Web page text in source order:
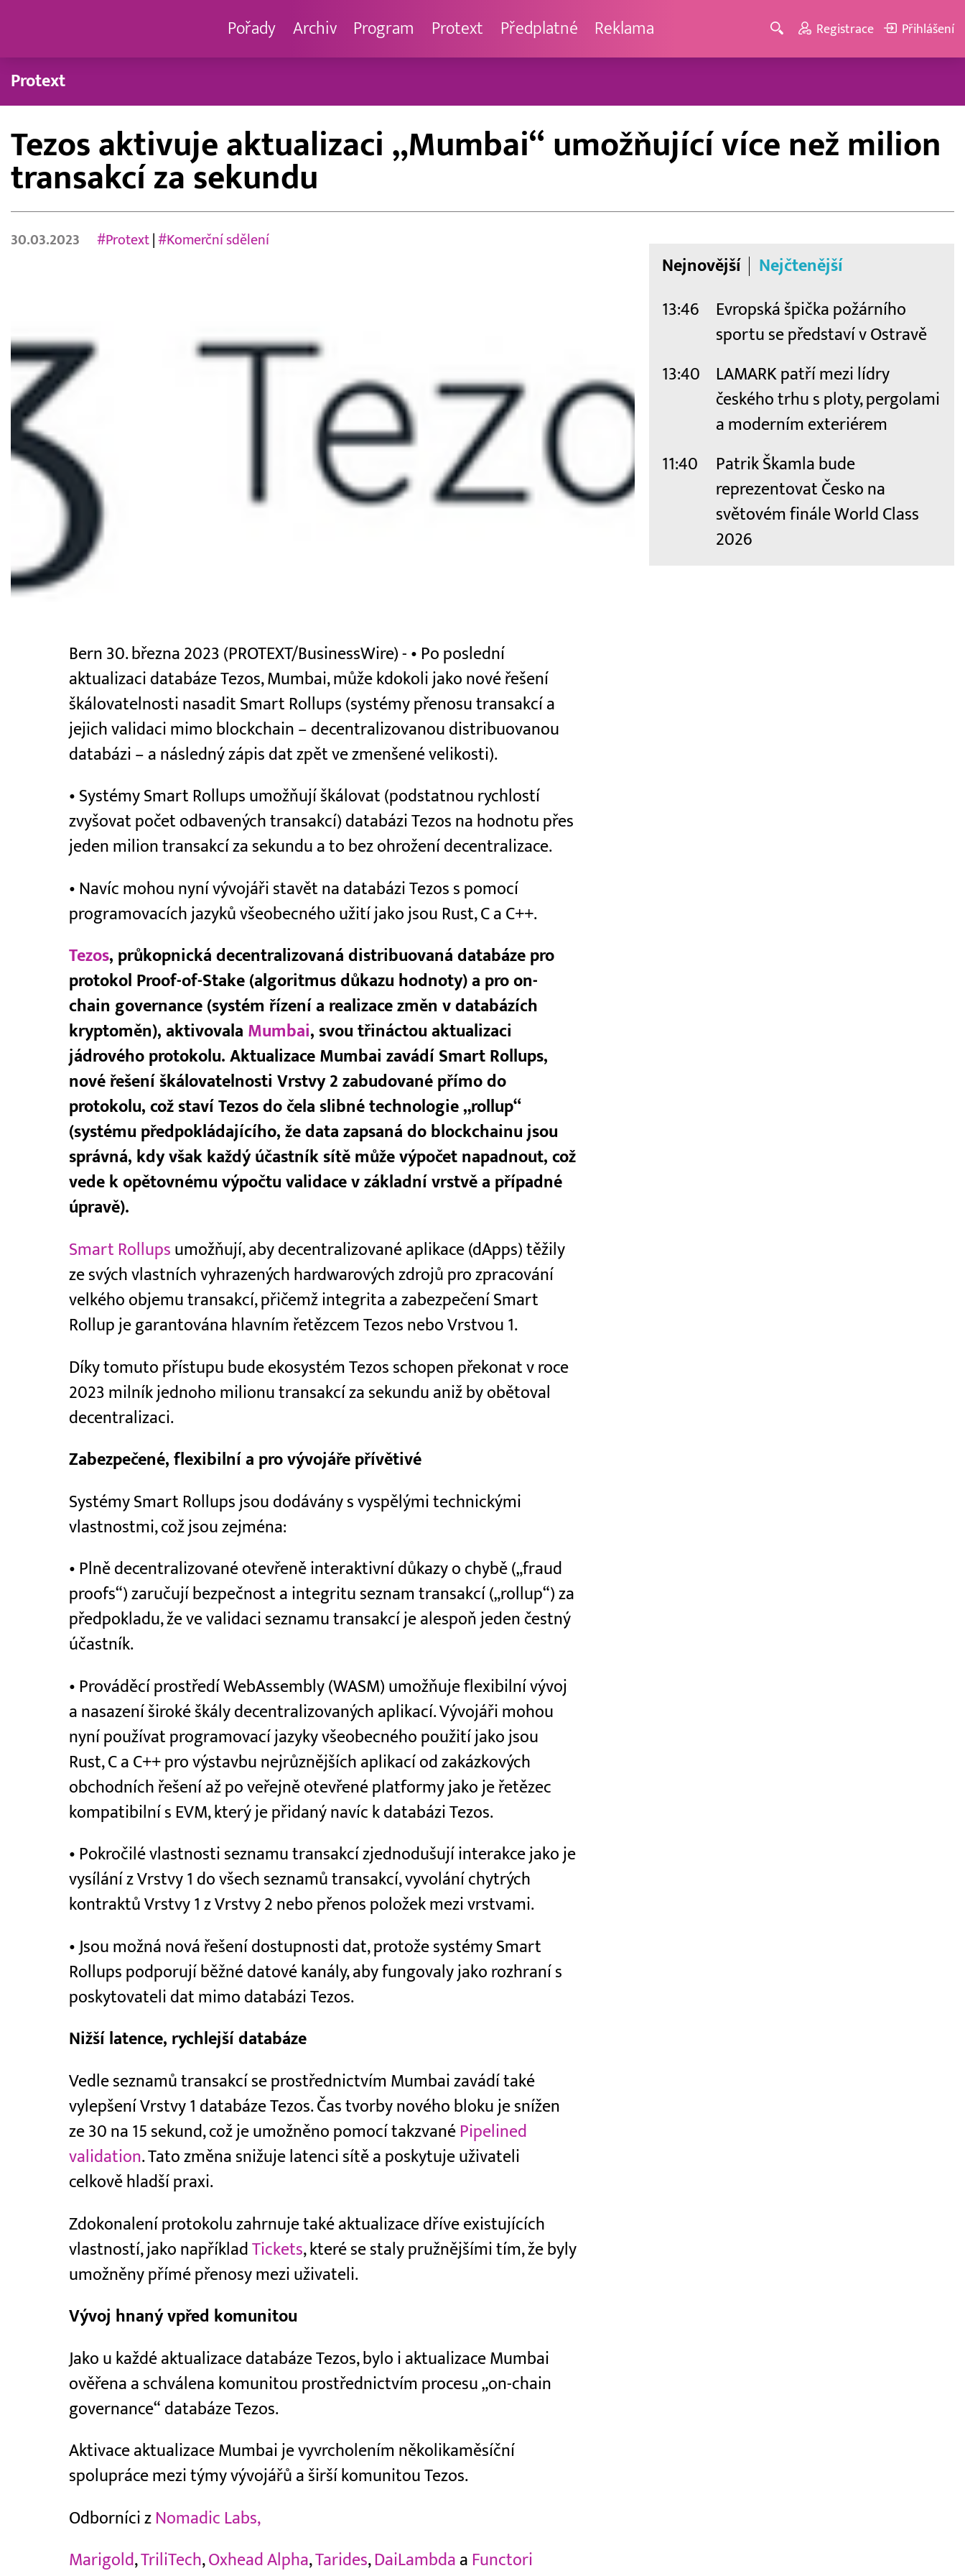
Pořady Archiv Program Protext Předplatné Reklama Registrace Přihlášení
Protext
Tezos aktivuje aktualizaci „Mumbai“ umožňující více než milion
transakcí za sekundu
30.03.2023 #Protext| #Komerční sdělení
Bern 30. března 2023 (PROTEXT/BusinessWire) - • Po poslední
aktualizaci databáze Tezos, Mumbai, může kdokoli jako nové řešení
škálovatelnosti nasadit Smart Rollups (systémy přenosu transakcí a
jejich validaci mimo blockchain – decentralizovanou distribuovanou
databázi – a následný zápis dat zpět ve zmenšené velikosti).
• Systémy Smart Rollups umožňují škálovat (podstatnou rychlostí
zvyšovat počet odbavených transakcí) databázi Tezos na hodnotu přes
jeden milion transakcí za sekundu a to bez ohrožení decentralizace.
• Navíc mohou nyní vývojáři stavět na databázi Tezos s pomocí
programovacích jazyků všeobecného užití jako jsou Rust, C a C++.
Tezos, průkopnická decentralizovaná distribuovaná databáze pro
protokol Proof-of-Stake (algoritmus důkazu hodnoty) a pro on-
chain governance (systém řízení a realizace změn v databázích
kryptoměn), aktivovala Mumbai, svou třináctou aktualizaci
jádrového protokolu. Aktualizace Mumbai zavádí Smart Rollups,
nové řešení škálovatelnosti Vrstvy 2 zabudované přímo do
protokolu, což staví Tezos do čela slibné technologie „rollup“
(systému předpokládajícího, že data zapsaná do blockchainu jsou
správná, kdy však každý účastník sítě může výpočet napadnout, což
vede k opětovnému výpočtu validace v základní vrstvě a případné
úpravě).
Smart Rollups umožňují, aby decentralizované aplikace (dApps) těžily
ze svých vlastních vyhrazených hardwarových zdrojů pro zpracování
velkého objemu transakcí, přičemž integrita a zabezpečení Smart
Rollup je garantována hlavním řetězcem Tezos nebo Vrstvou 1.
Díky tomuto přístupu bude ekosystém Tezos schopen překonat v roce
2023 milník jednoho milionu transakcí za sekundu aniž by obětoval
decentralizaci.
Zabezpečené, flexibilní a pro vývojáře přívětivé
Systémy Smart Rollups jsou dodávány s vyspělými technickými
vlastnostmi, což jsou zejména:
• Plně decentralizované otevřeně interaktivní důkazy o chybě („fraud
proofs“) zaručují bezpečnost a integritu seznam transakcí („rollup“) za
předpokladu, že ve validaci seznamu transakcí je alespoň jeden čestný
účastník.
• Prováděcí prostředí WebAssembly (WASM) umožňuje flexibilní vývoj
a nasazení široké škály decentralizovaných aplikací. Vývojáři mohou
nyní používat programovací jazyky všeobecného použití jako jsou
Rust, C a C++ pro výstavbu nejrůznějších aplikací od zakázkových
obchodních řešení až po veřejně otevřené platformy jako je řetězec
kompatibilní s EVM, který je přidaný navíc k databázi Tezos.
• Pokročilé vlastnosti seznamu transakcí zjednodušují interakce jako je
vysílání z Vrstvy 1 do všech seznamů transakcí, vyvolání chytrých
kontraktů Vrstvy 1 z Vrstvy 2 nebo přenos položek mezi vrstvami.
• Jsou možná nová řešení dostupnosti dat, protože systémy Smart
Rollups podporují běžné datové kanály, aby fungovaly jako rozhraní s
poskytovateli dat mimo databázi Tezos.
Nižší latence, rychlejší databáze
Vedle seznamů transakcí se prostřednictvím Mumbai zavádí také
vylepšení Vrstvy 1 databáze Tezos. Čas tvorby nového bloku je snížen
ze 30 na 15 sekund, což je umožněno pomocí takzvané Pipelined
validation. Tato změna snižuje latenci sítě a poskytuje uživateli
celkově hladší praxi.
Zdokonalení protokolu zahrnuje také aktualizace dříve existujících
vlastností, jako napříkladTickets, které se staly pružnějšími tím, že byly
umožněny přímé přenosy mezi uživateli.
Vývoj hnaný vpřed komunitou
Jako u každé aktualizace databáze Tezos, bylo i aktualizace Mumbai
ověřena a schválena komunitou prostřednictvím procesu „on-chain
governance“ databáze Tezos.
Aktivace aktualizace Mumbai je vyvrcholením několikaměsíční
spolupráce mezi týmy vývojářů a širší komunitou Tezos.
Odborníci z Nomadic Labs,
Marigold,TriliTech,Oxhead Alpha,Tarides, DaiLambda a Functori
Nejnovější Nejčtenější
13:46
Evropská špička požárního
sportu se představí v Ostravě
13:40
LAMARK patří mezi lídry
českého trhu s ploty, pergolami
a moderním exteriérem
11:40
Patrik Škamla bude
reprezentovat Česko na
světovém finále World Class
2026